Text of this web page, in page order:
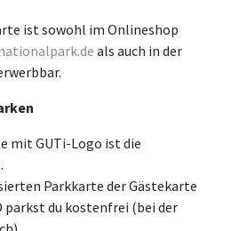
ist sowohl im Onlineshop
als auch in der
mit GUTi-Logo ist die
Parkkarte der Gästekarte
parkst du kostenfrei (bei der